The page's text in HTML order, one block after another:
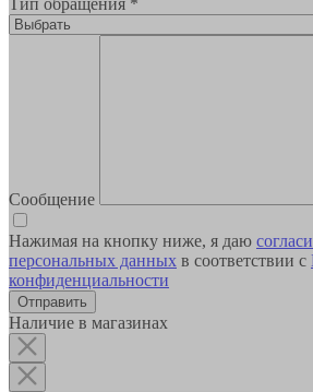
Тип обращения *
Сообщение
Нажимая на кнопку ниже, я даю
персональных данных в соответствии с
конфиденциальности
Наличие в магазинах